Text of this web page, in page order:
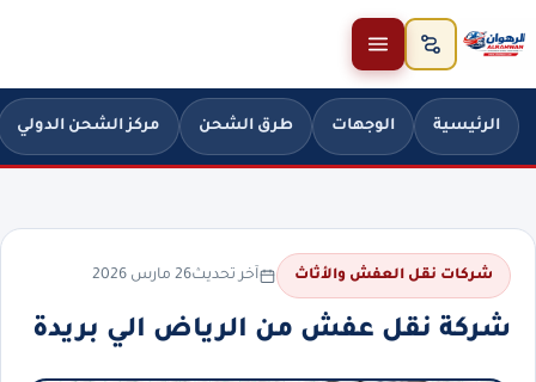
تخطَّ إلى المحتوى
الرئيسية الوجهات طرق الشحن مركز الشحن الدولي
شركات نقل العفش والأثاث آخر تحديث26 مارس 2026
شركة نقل عفش من الرياض الي بريدة